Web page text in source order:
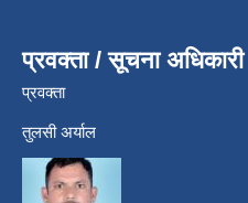
प्रवक्ता / सूचना अधिकारी
प्रवक्ता
तुलसी अर्याल